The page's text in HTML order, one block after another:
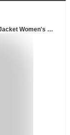
MAMMUT(マムート) 【23秋冬】Albula IN Hybrid Jacket Women's M 0001(black) 1013-02011